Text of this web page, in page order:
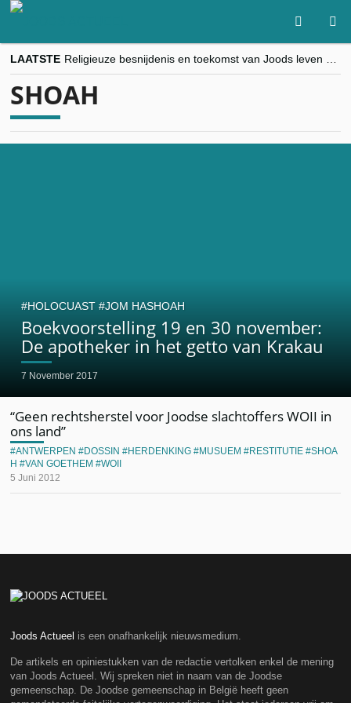
LAATSTE
“Besnijdenisdebat toont hoe moeilijk seculiere Westen minderheden begrijpt”, Jinnih Beels (Vooruit)
SHOAH
Boekvoorstelling 19 en 30 november:
De apotheker in het getto van Krakau
7 November 2017
HOLOCUAST JOM HASHOAH
“Geen rechtsherstel voor Joodse slachtoffers WOII in
ons land”
5 Juni 2012
ANTWERPEN DOSSIN HERDENKING MUSUEM RESTITUTIE
SHOA
H
VAN GOETHEM WOII
Joods Actueel is een onafhankelijk nieuwsmedium.
De artikels en opiniestukken van de redactie vertolken enkel de mening
van Joods Actueel. Wij spreken niet in naam van de Joodse
gemeenschap. De Joodse gemeenschap in België heeft geen